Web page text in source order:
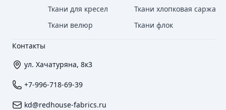
Контакты
ул. Хачатуряна, 8к3
+7-996-718-69-39
kd@redhouse-fabrics.ru
Ткани для кресел
Ткани хлопковая саржа
Ткани велюр
Ткани флок